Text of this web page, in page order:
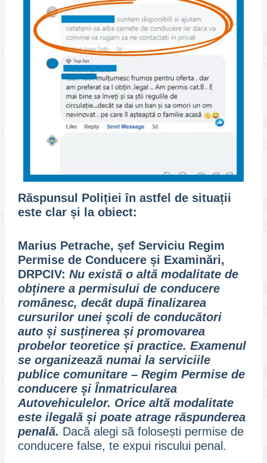
Răspunsul Poliției în astfel de situații
este clar și la obiect:
Marius Petrache, șef Serviciu Regim
Permise de Conducere și Examinări,
DRPCIV: Nu există o altă modalitate de
obținere a permisului de conducere
românesc, decât după finalizarea
cursurilor unei școli de conducători
auto și susținerea și promovarea
probelor teoretice și practice. Examenul
se organizează numai la serviciile
publice comunitare – Regim Permise de
conducere și Înmatricularea
Autovehiculelor. Orice altă modalitate
este ilegală și poate atrage răspunderea
penală. Dacă alegi să folosești permise de
conducere false, te expui riscului penal.